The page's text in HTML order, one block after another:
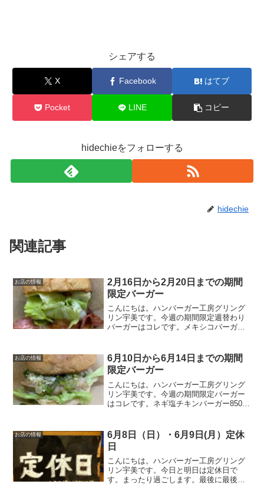
シェアする
X Facebook はてブ
Pocket LINE コピー
hidechieをフォローする
hidechie
関連記事
お店の情報
2月16日から2月20日までの期間
限定バーガー
こんにちは。ハンバーガー工房グリング
リン宇美です。今週の期間限定週替わり
バーガーはコレです。メキシコバーガ
シコと言えばコレと自信を持って提供す
る期間限定週替わりバー...
お店の情報
6月10日から6月14日までの期間
限定バーガー
こんにちは。ハンバーガー工房グリング
リン宇美です。今週の期間限定バーガー
はコレです。ネギ塩チキンバーガー850円
が試行錯誤して完成させました。この時
期にピッタリのソース...
お店の情報
6月8日（日）・6月9日(月）定休
日
こんにちは。ハンバーガー工房グリング
リン宇美です。今日と明日は定休日で
す。まったり過ごします。最後に最後ま